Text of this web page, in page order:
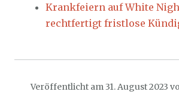
Krankfeiern auf White
rechtfertigt fristlose
Veröffentlicht am31. August 2023